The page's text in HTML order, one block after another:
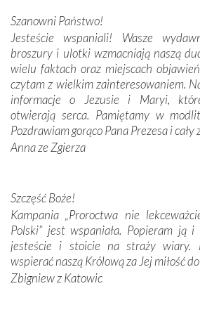
Podążyliśmy też śladami
dos Santos oraz świętych
Modliliśmy się przy ich grobach.
Krzyżową w ich rodzinnych
domy, w których żyli.
W miejscu objawień Matki Bożej
przywiezione wraz z intencjami
spotykaliśmy się z
Portugalczyków. Podziwialiśmy
zwyczaje. Mimo że nasze kraje
oddalone, w żaden sposób nie
Sprawiła to oczywiście sama
kulturowa bliskość biorąca swój
wspólnej wierze. Podczas
Szanowni Państwo!
Jesteście wspaniali! Wasze
broszury i ulotki wzmacniają naszą
wielu faktach oraz miejscach
czytam z wielkim zainteresowaniem.
informacje o Jezusie i Maryi,
otwierają serca. Pamiętamy w
Pozdrawiam gorąco Pana Prezesa i
Anna ze Zgierza
Szczęść Boże!
Kampania „Proroctwa nie
Polski” jest wspaniała. Popieram ją
jesteście i stoicie na straży wiary.
wspierać naszą Królową za Jej miłość
Zbigniew z Katowic